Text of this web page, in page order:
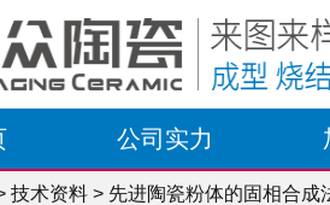
公司实力
技术资料 > 先进陶瓷粉体的固相合成